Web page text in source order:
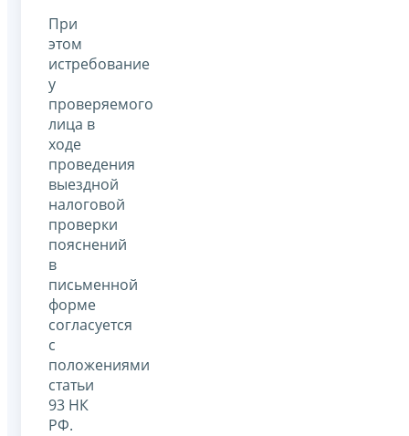
При
этом
истребование
у
проверяемого
лица в
ходе
проведения
выездной
налоговой
проверки
пояснений
в
письменной
форме
согласуется
с
положениями
статьи
93 НК
РФ.